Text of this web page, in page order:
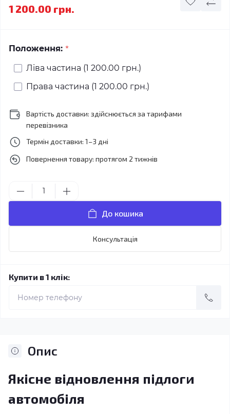
1 200.00 грн.
Положення: *
Ліва частина (1 200.00 грн.)
Права частина (1 200.00 грн.)
Вартість доставки: здійснюється за тарифами
перевізника
Термін доставки: 1–3 дні
Повернення товару: протягом 2 тижнів
До кошика
Консультація
Купити в 1 клік:
Опис
Якісне відновлення підлоги
автомобіля